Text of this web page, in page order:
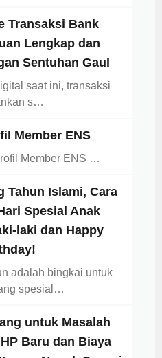
Transaksi Bank
Lengkap dan
Sentuhan Gaul
saat ini, transaksi
s…
Member ENS
Member ENS …
Tahun Islami, Cara
Spesial Anak
laki dan Happy
adalah bingkai untuk
spesial…
untuk Masalah
Baru dan Biaya